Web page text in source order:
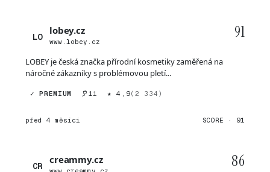
LO
lobey.cz
www.lobey.cz
91
LOBEY je česká značka přírodní kosmetiky zaměřená na
náročné zákazníky s problémovou pletí...
✓ PREMIUM 11 ★ 4,9(2 334)
před 4 měsíci SCORE · 91
CR
creammy.cz 86